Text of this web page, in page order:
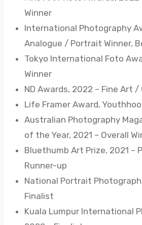
Winner
International Photography
Analogue / Portrait Winner,
Tokyo International Foto
Winner
ND Awards, 2022 – Fine Art
Life Framer Award,
Australian Photography
of the Year, 2021 – Overall
Bluethumb Art Prize, 2021 –
Runner-up
National Portrait
Finalist
Kuala Lumpur International